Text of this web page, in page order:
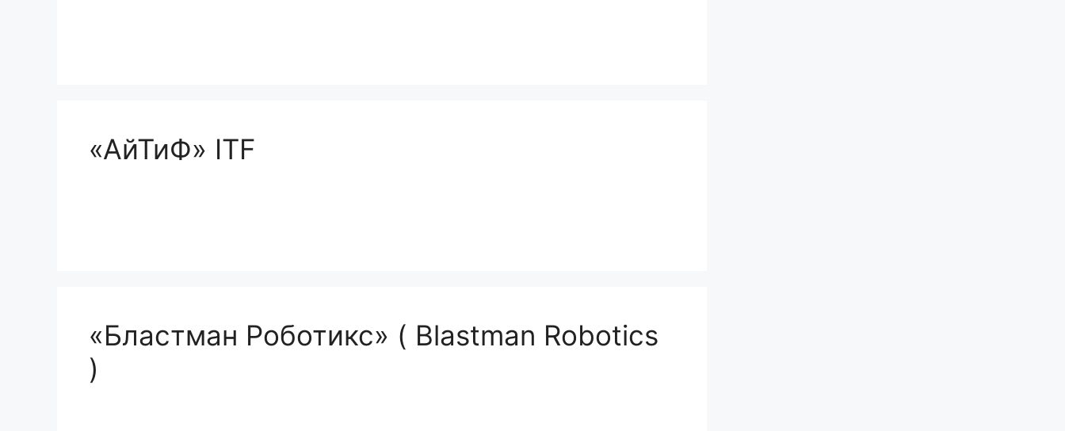
«АйТиФ» ITF
«Бластман Роботикс» ( Blastman Robotics
)